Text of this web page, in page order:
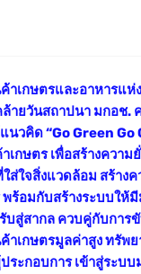
าเกษตรและอาหารแ
ล้ายวันสถาปนา มกอช.
นวคิด “Go Green Go
กษตร เพื่อสร้างความ
ส่ใจสิ่งแวดล้อม สร้าง
ร้อมกับสร้างระบบให้
บสู่สากล ควบคู่กับการ
าเกษตรมูลค่าสูง ทรัพย
ระกอบการ เข้าสู่ระบบ